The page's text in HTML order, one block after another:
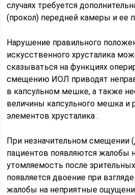
случаях требуется
(прокол) передней камеры и ее
Нарушение правильного
искусственного хрусталика
сказываться на функциях
смещению ИОЛ приводят
в капсульном мешке, а также
величины капсульного мешка и
элементов хрусталика .
При незначительном смещении
пациентов появляются жалобы
утомляемость после
появляется двоение при
жалобы на неприятные